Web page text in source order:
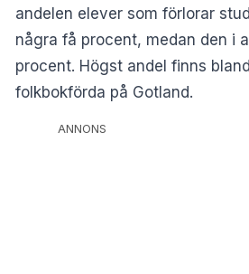
andelen elever som förlorar
några få procent, medan den i
procent. Högst andel finns
folkbokförda på Gotland.
ANNONS